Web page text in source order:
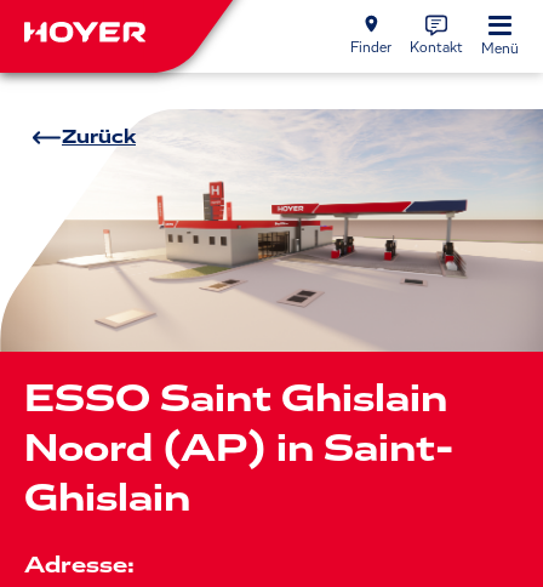
Finder Kontakt Menü
Zurück
ESSO Saint Ghislain
Noord (AP) in Saint-
Ghislain
Adresse: